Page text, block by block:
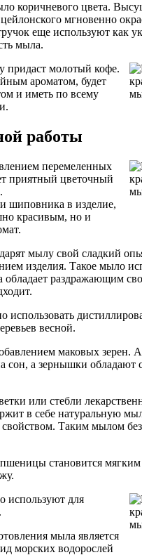
коричневого цвета.
мгновенно
еще используют как
мыла.
придаст молотый кофе.
ароматом, будет
и иметь по всему
работы
перемеленных
приятный цветочный
шиповника в изделие,
красивым, но и
мылу свой сладкий
изделия. Такое мыло
обладает раздражающим
использовать
весной.
маковых зерен.
сон, а зернышки
или стебли
в себе натуральную
Таким мылом
становится мягким
используют для
мыла является
морских водорослей